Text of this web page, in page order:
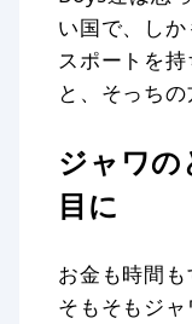
い国で、し
スポートを
と、そっちの
ジャワの
目に
お金も時間も
そもそもジ